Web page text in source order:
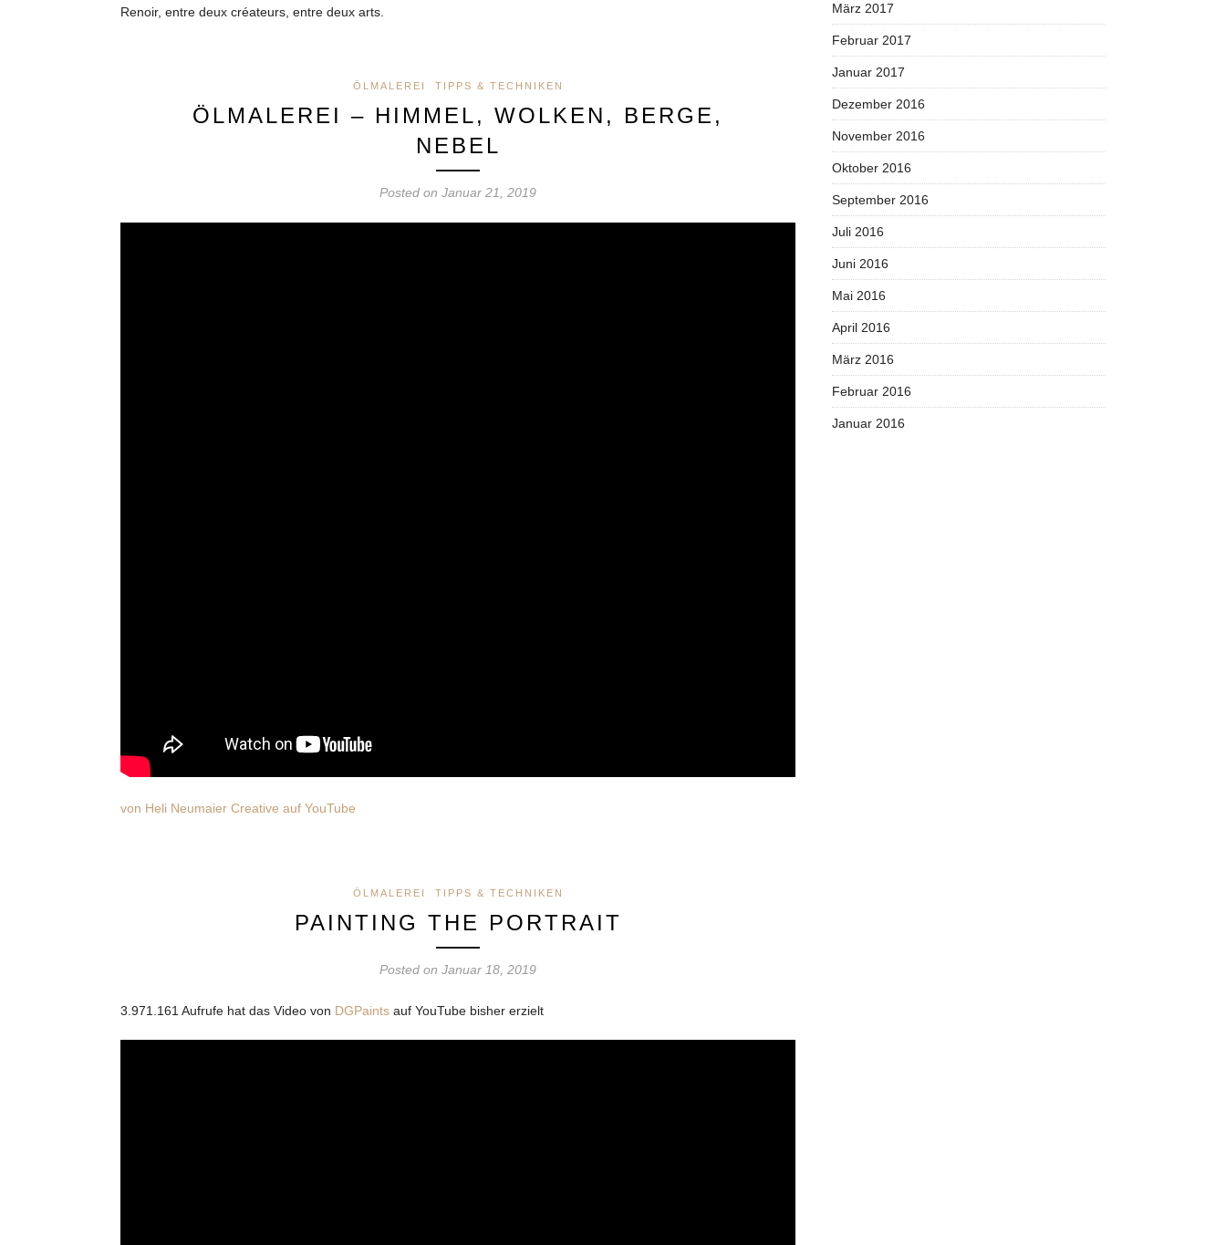
Renoir, entre deux créateurs, entre deux arts.
ÖLMALEREI TIPPS & TECHNIKEN
ÖLMALEREI – HIMMEL, WOLKEN, BERGE,
NEBEL
Posted on Januar 21, 2019
von Heli Neumaier Creative auf YouTube
ÖLMALEREI TIPPS & TECHNIKEN
PAINTING THE PORTRAIT
Posted on Januar 18, 2019
3.971.161 Aufrufe hat das Video von DGPaints auf YouTube bisher erzielt
März 2017
Februar 2017
Januar 2017
Dezember 2016
November 2016
Oktober 2016
September 2016
Juli 2016
Juni 2016
Mai 2016
April 2016
März 2016
Februar 2016
Januar 2016